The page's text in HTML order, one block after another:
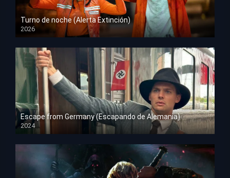
Turno de noche (Alerta Extinción)
2026
HD 1080p
Escape from Germany (Escapando de Alemania)
2024
HD 1080p